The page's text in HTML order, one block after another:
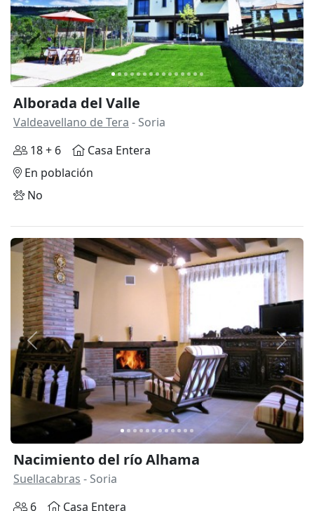
Alborada del Valle
Valdeavellano de Tera - Soria
18 + 6
Casa Entera
En población
No
Anterior
Nacimiento del río Alhama
Suellacabras - Soria
6
Casa Entera